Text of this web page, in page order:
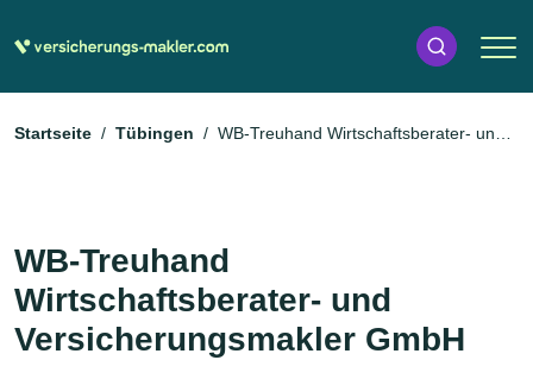
Startseite Tübingen
WB-Treuhand Wirtschaftsberater- und
WB-Treuhand
Wirtschaftsberater- und
Versicherungsmakler GmbH